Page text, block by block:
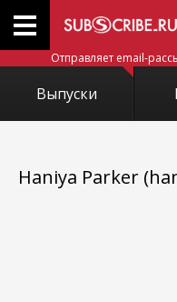
Отправляет email-
Выпуски
Haniya Parker